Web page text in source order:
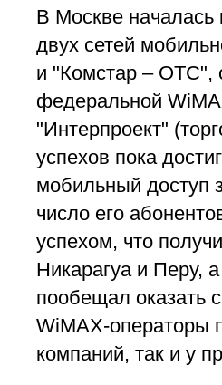
В Москве началась
двух сетей
и "Комстар – ОТС",
федеральной
"Интерпроект"
успехов пока
мобильный доступ
число его
успехом, что
Никарагуа и Перу,
пообещал оказать
WiMAX-операторы
компаний, так и у